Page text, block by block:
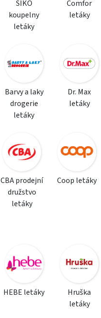
SIKO
koupelny
letáky
Comfor
letáky
Barvy a laky
drogerie
letáky
Dr. Max
letáky
CBA prodejní
družstvo
letáky
Coop letáky
HEBE letáky
Hruška
letáky